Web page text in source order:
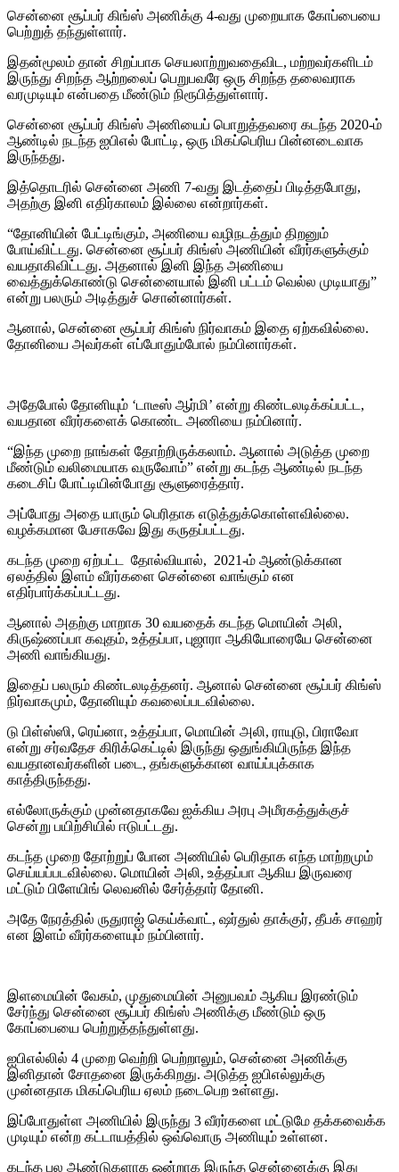
சென்னை சூப்பர் கிங்ஸ் அணிக்கு 4-வது முறையாக கோப்பையை
பெற்றுத் தந்துள்ளார்.
இதன்மூலம் தான் சிறப்பாக செயலாற்றுவதைவிட, மற்றவர்களிடம்
இருந்து சிறந்த ஆற்றலைப் பெறுபவரே ஒரு சிறந்த தலைவராக
வரமுடியும் என்பதை மீண்டும் நிரூபித்துள்ளார்.
சென்னை சூப்பர் கிங்ஸ் அணியைப் பொறுத்தவரை கடந்த 2020-ம்
ஆண்டில் நடந்த ஐபிஎல் போட்டி, ஒரு மிகப்பெரிய பின்னடைவாக
இருந்தது.
இத்தொடரில் சென்னை அணி 7-வது இடத்தைப் பிடித்தபோது,
அதற்கு இனி எதிர்காலம் இல்லை என்றார்கள்.
“தோனியின் பேட்டிங்கும், அணியை வழிநடத்தும் திறனும்
போய்விட்டது. சென்னை சூப்பர் கிங்ஸ் அணியின் வீரர்களுக்கும்
வயதாகிவிட்டது. அதனால் இனி இந்த அணியை
வைத்துக்கொண்டு சென்னையால் இனி பட்டம் வெல்ல முடியாது”
என்று பலரும் அடித்துச் சொன்னார்கள்.
ஆனால், சென்னை சூப்பர் கிங்ஸ் நிர்வாகம் இதை ஏற்கவில்லை.
தோனியை அவர்கள் எப்போதும்போல் நம்பினார்கள்.
அதேபோல் தோனியும் ‘டாடீஸ் ஆர்மி’ என்று கிண்டலடிக்கப்பட்ட,
வயதான வீரர்களைக் கொண்ட அணியை நம்பினார்.
“இந்த முறை நாங்கள் தோற்றிருக்கலாம். ஆனால் அடுத்த முறை
மீண்டும் வலிமையாக வருவோம்” என்று கடந்த ஆண்டில் நடந்த
கடைசிப் போட்டியின்போது சூளுரைத்தார்.
அப்போது அதை யாரும் பெரிதாக எடுத்துக்கொள்ளவில்லை.
வழக்கமான பேசாகவே இது கருதப்பட்டது.
கடந்த முறை ஏற்பட்ட தோல்வியால், 2021-ம் ஆண்டுக்கான
ஏலத்தில் இளம் வீரர்களை சென்னை வாங்கும் என
எதிர்பார்க்கப்பட்டது.
ஆனால் அதற்கு மாறாக 30 வயதைக் கடந்த மொயின் அலி,
கிருஷ்ணப்பா கவுதம், உத்தப்பா, புஜாரா ஆகியோரையே சென்னை
அணி வாங்கியது.
இதைப் பலரும் கிண்டலடித்தனர். ஆனால் சென்னை சூப்பர் கிங்ஸ்
நிர்வாகமும், தோனியும் கவலைப்படவில்லை.
டு பிள்ஸ்ஸி, ரெய்னா, உத்தப்பா, மொயின் அலி, ராயுடு, பிராவோ
என்று சர்வதேச கிரிக்கெட்டில் இருந்து ஒதுங்கியிருந்த இந்த
வயதானவர்களின் படை, தங்களுக்கான வாய்ப்புக்காக
காத்திருந்தது.
எல்லோருக்கும் முன்னதாகவே ஐக்கிய அரபு அமீரகத்துக்குச்
சென்று பயிற்சியில் ஈடுபட்டது.
கடந்த முறை தோற்றுப் போன அணியில் பெரிதாக எந்த மாற்றமும்
செய்யப்படவில்லை. மொயின் அலி, உத்தப்பா ஆகிய இருவரை
மட்டும் பிளேயிங் லெவனில் சேர்த்தார் தோனி.
அதே நேரத்தில் ருதுராஜ் கெய்க்வாட், ஷர்துல் தாக்குர், தீபக் சாஹர்
என இளம் வீரர்களையும் நம்பினார்.
இளமையின் வேகம், முதுமையின் அனுபவம் ஆகிய இரண்டும்
சேர்ந்து சென்னை சூப்பர் கிங்ஸ் அணிக்கு மீண்டும் ஒரு
கோப்பையை பெற்றுத்தந்துள்ளது.
ஐபிஎல்லில் 4 முறை வெற்றி பெற்றாலும், சென்னை அணிக்கு
இனிதான் சோதனை இருக்கிறது. அடுத்த ஐபிஎல்லுக்கு
முன்னதாக மிகப்பெரிய ஏலம் நடைபெற உள்ளது.
இப்போதுள்ள அணியில் இருந்து 3 வீரர்களை மட்டுமே தக்கவைக்க
முடியும் என்ற கட்டாயத்தில் ஒவ்வொரு அணியும் உள்ளன.
கடந்த பல ஆண்டுகளாக ஒன்றாக இருந்த சென்னைக்கு இது